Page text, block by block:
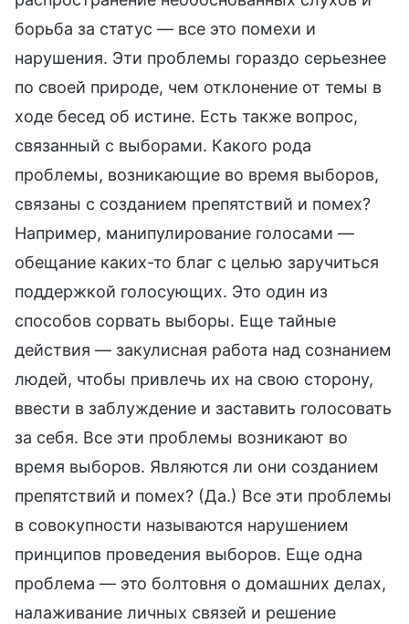
борьба за статус — все это помехи и
нарушения. Эти проблемы гораздо серьезнее
по своей природе, чем отклонение от темы в
ходе бесед об истине. Есть также вопрос,
связанный с выборами. Какого рода
проблемы, возникающие во время выборов,
связаны с созданием препятствий и помех?
Например, манипулирование голосами —
обещание каких-то благ с целью заручиться
поддержкой голосующих. Это один из
способов сорвать выборы. Еще тайные
действия — закулисная работа над сознанием
людей, чтобы привлечь их на свою сторону,
ввести в заблуждение и заставить голосовать
за себя. Все эти проблемы возникают во
время выборов. Являются ли они созданием
препятствий и помех? (Да.) Все эти проблемы
в совокупности называются нарушением
принципов проведения выборов. Еще одна
проблема — это болтовня о домашних делах,
налаживание личных связей и решение